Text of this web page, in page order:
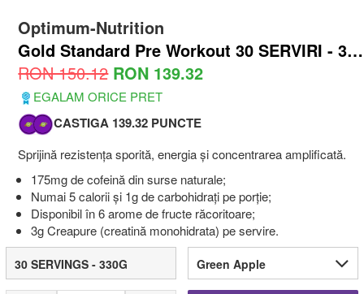
Optimum-Nutrition
Gold Standard Pre Workout 30 SERVIRI - 330G
RON 150.12 RON 139.32
EGALAM ORICE PRET
CASTIGA 139.32 PUNCTE
Sprijină rezistența sporită, energia și concentrarea amplificată.
175mg de cofeină din surse naturale;
Numai 5 calorii și 1g de carbohidrați pe porție;
Disponibil în 6 arome de fructe răcoritoare;
3g Creapure (creatină monohidrata) pe servire.
30 SERVINGS - 330G Green Apple